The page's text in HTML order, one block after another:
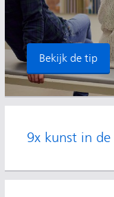
Bekijk de tip
9x kunst in